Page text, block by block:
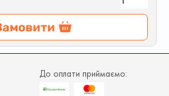
До оплати приймаємо: